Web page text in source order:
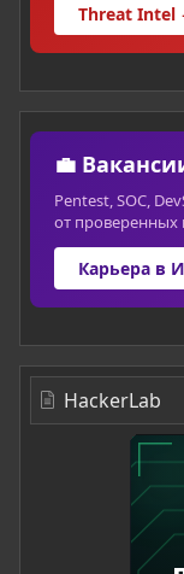
Threat Intel
💼
Pentest, SOC,
от
Карьера в
HackerLab